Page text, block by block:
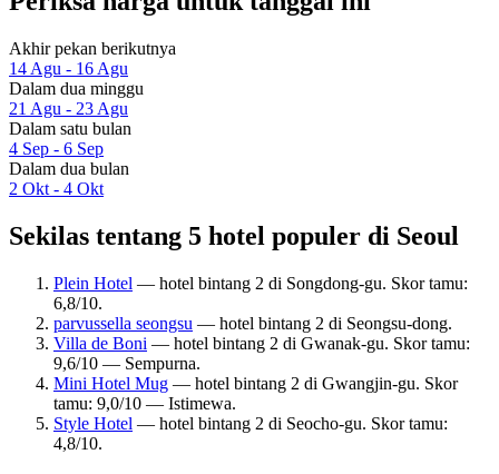
Akhir pekan berikutnya
14 Agu - 16 Agu
Dalam dua minggu
21 Agu - 23 Agu
Dalam satu bulan
4 Sep - 6 Sep
Dalam dua bulan
2 Okt - 4 Okt
Sekilas tentang 5 hotel populer di Seoul
Plein Hotel — hotel bintang 2 di Songdong-gu. Skor tamu:
6,8/10.
parvussella seongsu — hotel bintang 2 di Seongsu-dong.
Villa de Boni — hotel bintang 2 di Gwanak-gu. Skor tamu:
9,6/10 — Sempurna.
Mini Hotel Mug — hotel bintang 2 di Gwangjin-gu. Skor
tamu: 9,0/10 — Istimewa.
Style Hotel — hotel bintang 2 di Seocho-gu. Skor tamu:
4,8/10.